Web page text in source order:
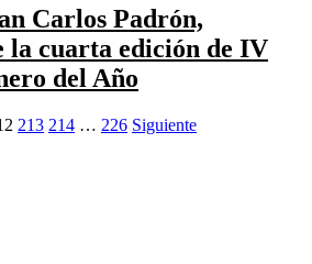
Carlos Padrón,
la cuarta edición de IV
del Año
213 214 … 226 Siguiente